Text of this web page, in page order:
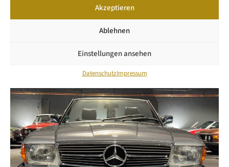
Akzeptieren
Ablehnen
Einstellungen ansehen
DatenschutzImpressum